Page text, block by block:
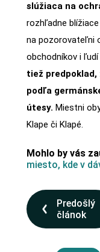
slúžiaca na
rozhľadne
na pozorovateľni
obchodníkov i
tiež predpoklad,
podľa
útesy. Miestni
Klape či Klapé.
Mohlo by vás
miesto, kde v
Predošlý
článok